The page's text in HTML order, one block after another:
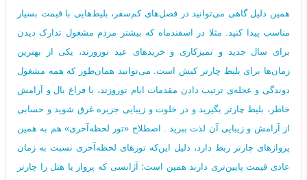
همین دلیل گاهی می‌توانید در فصل‌های کم‌سفر، بلیط‌هایی با قیمت‌ بسیار
مناسب پیدا کنید. مثلا در اسفندماه که بیشتر مردم مشغول تدارک دیدن
برای سال جدید و تمیزکاری‌ و خریدهای عید نوروزند، یکی از بهترین
زمان‌ها برای بلیط چارتر کیش است. می‌توانید همان‌طور که همه مشغول
دوندگی و عجله‌ی ترتیب دادن مقدمات ایام نوروزند، با فراغ بال و آرامش
خاطر، بلیط چارتر بگیرید و در خلوت و زیبایی جزیره غرق شوید و حسابی
از آرامش و زیبایی آن لذت ببرید . اصطلاح «تور لحظه‌آخری» هم به همین
پروازهای چارتر ربط دارد، دلیل این‌که تورهای لحظه‌آخری نسبت به زمان
عادی قیمت پایین‌تری دارند همین است؛ آژانسی که پرواز یا هتل را چارتر